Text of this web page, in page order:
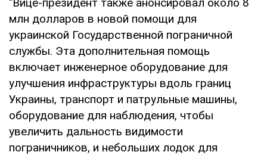
млн долларов в новой помощи для
украинской Государственной пограничной
службы. Эта дополнительная помощь
включает инженерное оборудование для
улучшения инфраструктуры вдоль границ
Украины, транспорт и патрульные машины,
оборудование для наблюдения, чтобы
увеличить дальность видимости
пограничников, и небольших лодок для